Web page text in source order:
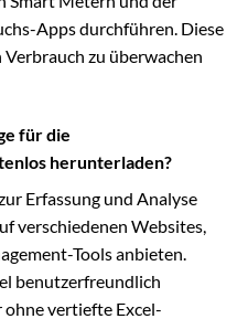
Apps durchführen. Diese
zu überwachen
für die
herunterladen?
Erfassung und Analyse
verschiedenen Websites,
Tools anbieten.
benutzerfreundlich
ohne vertiefte Excel-